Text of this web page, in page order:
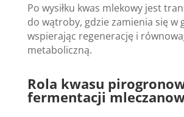
Po wysiłku kwas mlekowy jest
do wątroby, gdzie zamienia się w
wspierając regenerację i
metaboliczną.
Rola kwasu
fermentacji